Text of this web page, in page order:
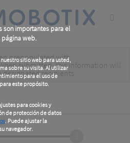
son importantes para el
página web.
sitio web para usted,
sobre su visita. Al utilizar
para el uso de
este propósito.
para cookies y
de protección de datos
. Puede ajustar la
navegador.
prepopulated with
submitted, this information will
designated recipients